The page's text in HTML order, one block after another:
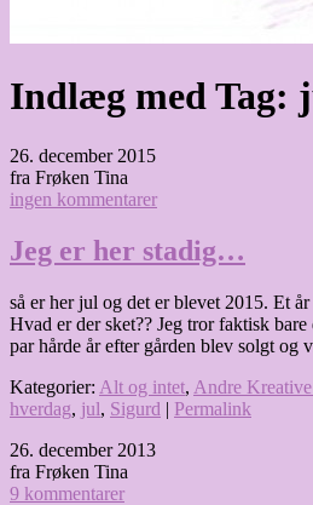
Indlæg med Tag:
26. december 2015
fra Frøken Tina
ingen kommentarer
Jeg er her stadig…
så er her jul og det er blevet 2015. Et
Hvad er der sket?? Jeg tror faktisk
par hårde år efter gården blev solgt og
Kategorier: Alt og intet, Andre
hverdag, jul, Sigurd | Permalink
26. december 2013
fra Frøken Tina
9 kommentarer